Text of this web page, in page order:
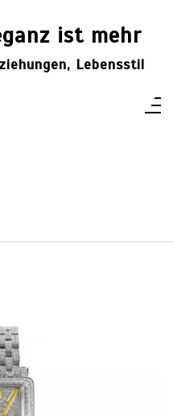
ist mehr
Lebensstil